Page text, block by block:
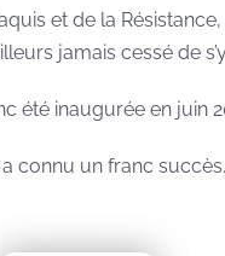
et de la
jamais cessé de
été inaugurée en juin
connu un franc succès.